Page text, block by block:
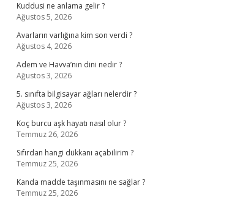
Kuddusi ne anlama gelir ?
Ağustos 5, 2026
Avarların varlığına kim son verdi ?
Ağustos 4, 2026
Adem ve Havva’nın dini nedir ?
Ağustos 3, 2026
5. sınıfta bilgisayar ağları nelerdir ?
Ağustos 3, 2026
Koç burcu aşk hayatı nasıl olur ?
Temmuz 26, 2026
Sıfırdan hangi dükkanı açabilirim ?
Temmuz 25, 2026
Kanda madde taşınmasını ne sağlar ?
Temmuz 25, 2026